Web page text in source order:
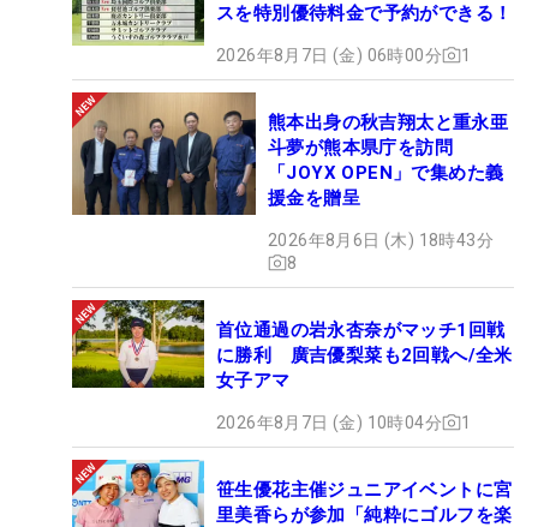
スを特別優待料金で予約ができる！
2026年8月7日 (金) 06時00分 1
熊本出身の秋吉翔太と重永亜
斗夢が熊本県庁を訪問
「JOYX OPEN」で集めた義
援金を贈呈
2026年8月6日 (木) 18時43分
8
首位通過の岩永杏奈がマッチ1回戦
に勝利 廣吉優梨菜も2回戦へ/全米
女子アマ
2026年8月7日 (金) 10時04分 1
笹生優花主催ジュニアイベントに宮
里美香らが参加「純粋にゴルフを楽